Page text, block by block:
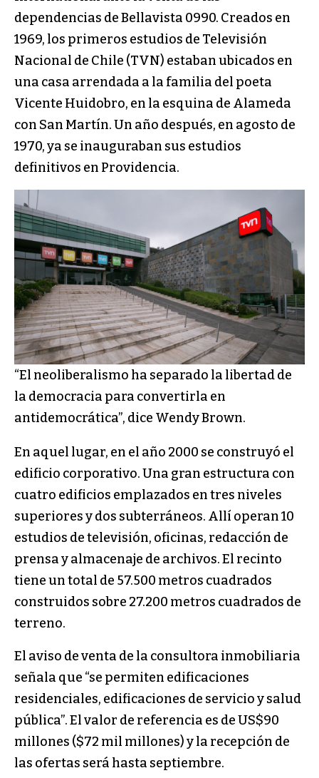
dependencias de Bellavista 0990. Creados en
1969, los primeros estudios de Televisión
Nacional de Chile (TVN) estaban ubicados en
una casa arrendada a la familia del poeta
Vicente Huidobro, en la esquina de Alameda
con San Martín. Un año después, en agosto de
1970, ya se inauguraban sus estudios
definitivos en Providencia.
“El neoliberalismo ha separado la libertad de
la democracia para convertirla en
antidemocrática”, dice Wendy Brown.
En aquel lugar, en el año 2000 se construyó el
edificio corporativo. Una gran estructura con
cuatro edificios emplazados en tres niveles
superiores y dos subterráneos. Allí operan 10
estudios de televisión, oficinas, redacción de
prensa y almacenaje de archivos. El recinto
tiene un total de 57.500 metros cuadrados
construidos sobre 27.200 metros cuadrados de
terreno.
El aviso de venta de la consultora inmobiliaria
señala que “se permiten edificaciones
residenciales, edificaciones de servicio y salud
pública”. El valor de referencia es de US$90
millones ($72 mil millones) y la recepción de
las ofertas será hasta septiembre.